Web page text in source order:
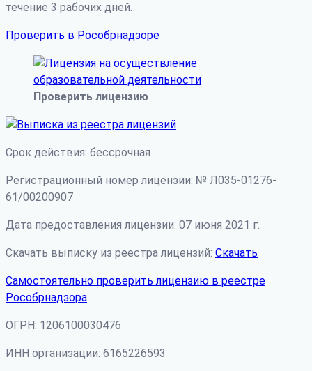
течение 3 рабочих дней.
Проверить в Рособрнадзоре
Проверить лицензию
Срок действия: бессрочная
Регистрационный номер лицензии: № Л035-01276-
61/00200907
Дата предоставления лицензии: 07 июня 2021 г.
Скачать выписку из реестра лицензий: Скачать
Самостоятельно проверить лицензию в реестре
Рособрнадзора
ОГРН: 1206100030476
ИНН организации: 6165226593